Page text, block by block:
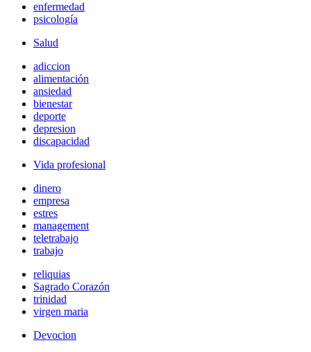
enfermedad
psicología
Salud
adiccion
alimentación
ansiedad
bienestar
deporte
depresion
discapacidad
Vida profesional
dinero
empresa
estres
management
teletrabajo
trabajo
reliquias
Sagrado Corazón
trinidad
virgen maria
Devocion